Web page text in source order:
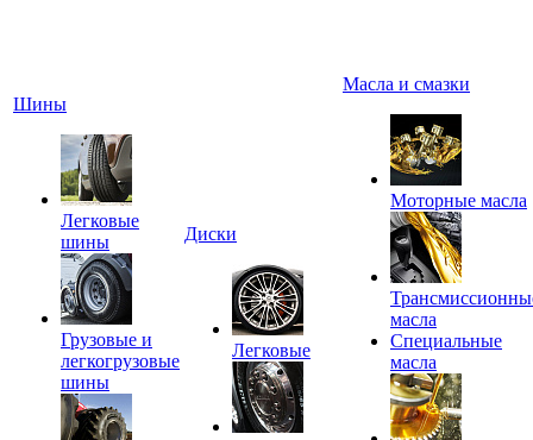
Шины
Легковые
шины
Грузовые и
легкогрузовые
шины
Диски
Легковые
Масла и смазки
Моторные масла
масла
Специальные
масла